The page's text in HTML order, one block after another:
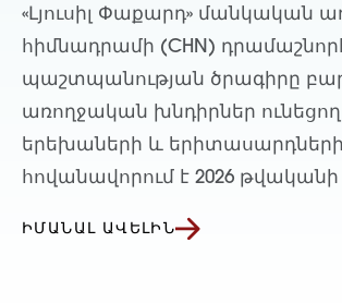
«Լյուսիլ Փաքարդ» մանկական
հիմնադրամի (CHN)
պաշտպանության ծրագիրը
առողջական խնդիրներ ունեցող
երեխաների և
հովանավորում է 2026 թվականի
ԻՄԱՆԱԼ ԱՎԵԼԻՆ